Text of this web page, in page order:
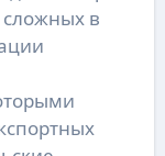
сложных в